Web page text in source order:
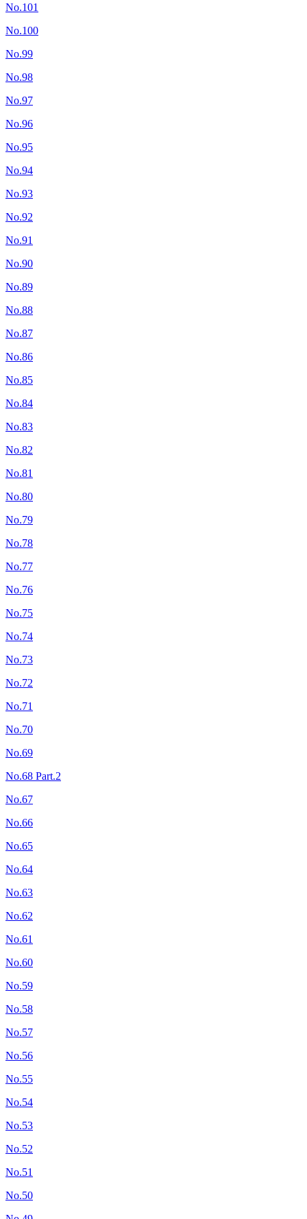
No.101
No.100
No.99
No.98
No.97
No.96
No.95
No.94
No.93
No.92
No.91
No.90
No.89
No.88
No.87
No.86
No.85
No.84
No.83
No.82
No.81
No.80
No.79
No.78
No.77
No.76
No.75
No.74
No.73
No.72
No.71
No.70
No.69
No.68 Part.2
No.67
No.66
No.65
No.64
No.63
No.62
No.61
No.60
No.59
No.58
No.57
No.56
No.55
No.54
No.53
No.52
No.51
No.50